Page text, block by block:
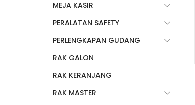
MEJA KASIR
PERALATAN SAFETY
PERLENGKAPAN GUDANG
RAK GALON
RAK KERANJANG
RAK MASTER